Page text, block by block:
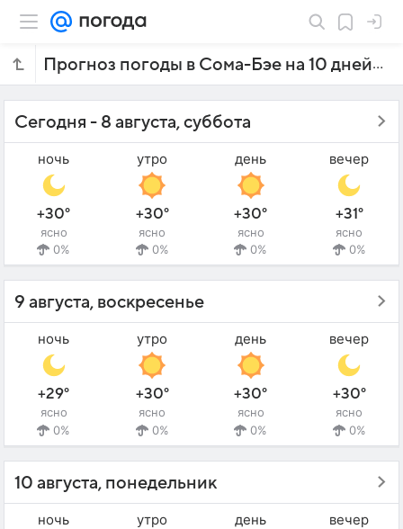
Прогноз погоды в Сома-Бэе на 10 дней
Сегодня - 8 августа, суббота
ночь
+30°
ясно
0%
утро
+30°
ясно
0%
день
+30°
ясно
0%
вечер
+31°
ясно
0%
9 августа, воскресенье
ночь
+29°
ясно
0%
утро
+30°
ясно
0%
день
+30°
ясно
0%
вечер
+30°
ясно
0%
10 августа, понедельник
ночь утро день вечер